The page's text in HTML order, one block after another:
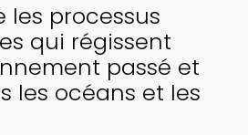
les processus
qui régissent
passé et
les océans et les